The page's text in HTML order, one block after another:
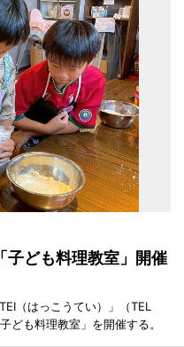
子ども料理教室」開催
（はっこうてい）」（TEL
も料理教室」を開催する。